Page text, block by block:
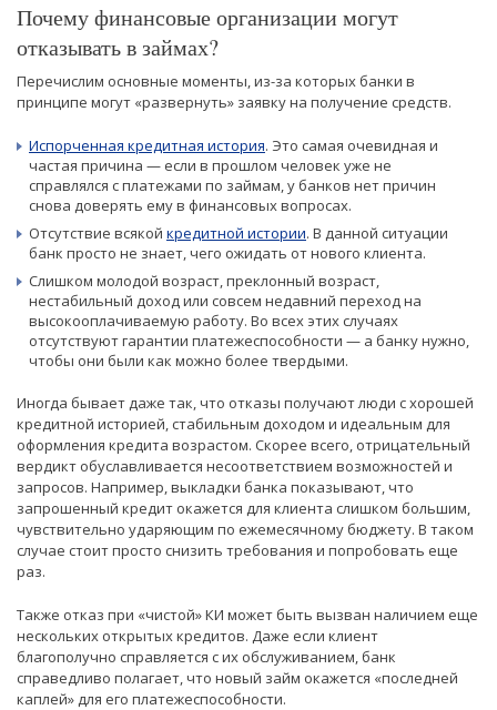
Почему финансовые организации могут
отказывать в займах?
Перечислим основные моменты, из-за которых банки в
принципе могут «развернуть» заявку на получение средств.
Испорченная кредитная история. Это самая очевидная и
частая причина — если в прошлом человек уже не
справлялся с платежами по займам, у банков нет причин
снова доверять ему в финансовых вопросах.
Отсутствие всякой кредитной истории. В данной ситуации
банк просто не знает, чего ожидать от нового клиента.
Слишком молодой возраст, преклонный возраст,
нестабильный доход или совсем недавний переход на
высокооплачиваемую работу. Во всех этих случаях
отсутствуют гарантии платежеспособности — а банку нужно,
чтобы они были как можно более твердыми.
Иногда бывает даже так, что отказы получают люди с хорошей
кредитной историей, стабильным доходом и идеальным для
оформления кредита возрастом. Скорее всего, отрицательный
вердикт обуславливается несоответствием возможностей и
запросов. Например, выкладки банка показывают, что
запрошенный кредит окажется для клиента слишком большим,
чувствительно ударяющим по ежемесячному бюджету. В таком
случае стоит просто снизить требования и попробовать еще
раз.
Также отказ при «чистой» КИ может быть вызван наличием еще
нескольких открытых кредитов. Даже если клиент
благополучно справляется с их обслуживанием, банк
справедливо полагает, что новый займ окажется «последней
каплей» для его платежеспособности.